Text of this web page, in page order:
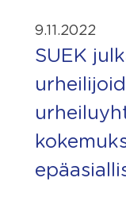
9.11.2022
SUEK